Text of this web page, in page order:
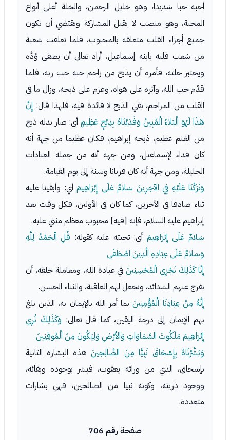
أحبه حبا شديدا، وهو خليل الرحمن، والخلة أعلى أنواع
المحبة، وهو منصب لا يقبل المشاركة ويقتضي أن تكون
جميع أجزاء القلب متعلقة بالمحبوب، فلما تعلقت شعبة
من شعب قلبه بابنه إسماعيل، أراد تعالى أن يصفي وُدَّه
ويختبر خلته، فأمره أن يذبح من زاحم حبه حب ربه، فلما
قدّم حب الله، وآثره على هواه، وعزم على ذبحه، وزال ما في
القلب من المزاحم، بقي الذبح لا فائدة فيه، فلهذا قال: إِنَّ
هَذَا لَهُوَ الْبَلاءُ الْمُبِينُ وَفَدَيْنَاهُ بِذِبْحٍ عَظِيمٍأي: صار بدله ذبح
من الغنم عظيم، ذبحه إبراهيم، فكان عظيما من جهة أنه
كان فداء لإسماعيل، ومن جهة أنه من جملة العبادات
الجليلة، ومن جهة أنه كان قربانا وسنة إلى يوم القيامة.
وَتَرَكْنَا عَلَيْهِ فِي الآخِرِينَ سَلامٌ عَلَى إِبْرَاهِيمَأي: وأبقينا عليه
ثناء صادقا في الآخرين، كما كان في الأولين، فكل وقت بعد
إبراهيم عليه السلام، فإنه [فيه] محبوب معظم مثني عليه.
سَلامٌ عَلَى إِبْرَاهِيمَ أي: تحيته عليه كقوله: قُلِ الْحَمْدُ لِلَّهِ
وَسَلامٌ عَلَى عِبَادِهِ الَّذِينَ اصْطَفَى
إِنَّا كَذَلِكَ نَجْزِي الْمُحْسِنِينَفي عبادة الله، ومعاملة خلقه، أن
نفرج عنهم الشدائد، ونجعل لهم العاقبة، والثناء الحسن.
إِنَّهُ مِنْ عِبَادِنَا الْمُؤْمِنِينَبما أمر الله بالإيمان به، الذين بلغ
بهم الإيمان إلى درجة اليقين، كما قال تعالى: وَكَذَلِكَ نُرِي
إِبْرَاهِيمَ مَلَكُوتَ السَّمَاوَاتِ وَالأرْضِ وَلِيَكُونَ مِنَ الْمُوقِنِينَ
وَبَشَّرْنَاهُ بِإِسْحَاقَ نَبِيًّا مِنَ الصَّالِحِينَهذه البشارة الثانية
بإسحاق، الذي من ورائه يعقوب، فبشر بوجوده وبقائه،
ووجود ذريته، وكونه نبيا من الصالحين، فهي بشارات
متعددة.
صفحة رقم 706